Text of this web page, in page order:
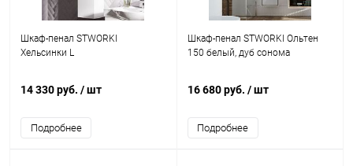
Шкаф-пенал STWORKI
Хельсинки L
14 330 руб. / шт
Подробнее
Шкаф-пенал STWORKI Ольтен
150 белый, дуб сонома
16 680 руб. / шт
Подробнее